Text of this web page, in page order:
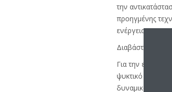
την
προηγμένης
ενέργειας, στη
Διαβάστε
Για την
ψυκτικό μέσο
δυναμικό